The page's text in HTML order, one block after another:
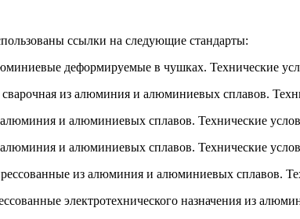
ссылки на следующие стандарты:
деформируемые в чушках. Технические
из алюминия и алюминиевых сплавов.
и алюминиевых сплавов. Технические
и алюминиевых сплавов. Технические
из алюминия и алюминиевых сплавов.
электротехнического назначения из